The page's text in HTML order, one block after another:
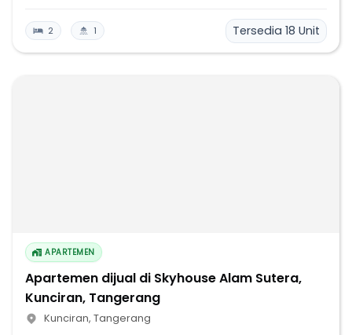
2 1 Tersedia 18 Unit
APARTEMEN
Apartemen dijual di Skyhouse Alam Sutera,
Kunciran, Tangerang
Kunciran, Tangerang